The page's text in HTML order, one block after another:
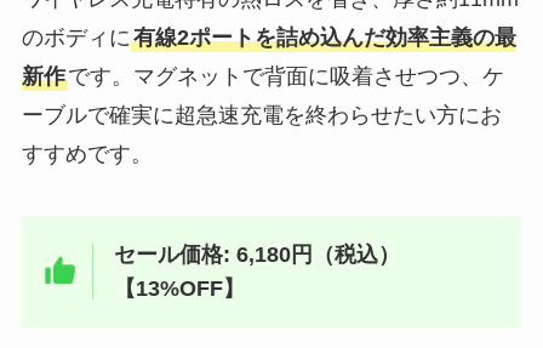
のボディに有線2ポートを詰め込んだ効率主義の最
新作です。マグネットで背面に吸着させつつ、ケ
ーブルで確実に超急速充電を終わらせたい方にお
すすめです。
セール価格: 6,180円（税込）
【13%OFF】